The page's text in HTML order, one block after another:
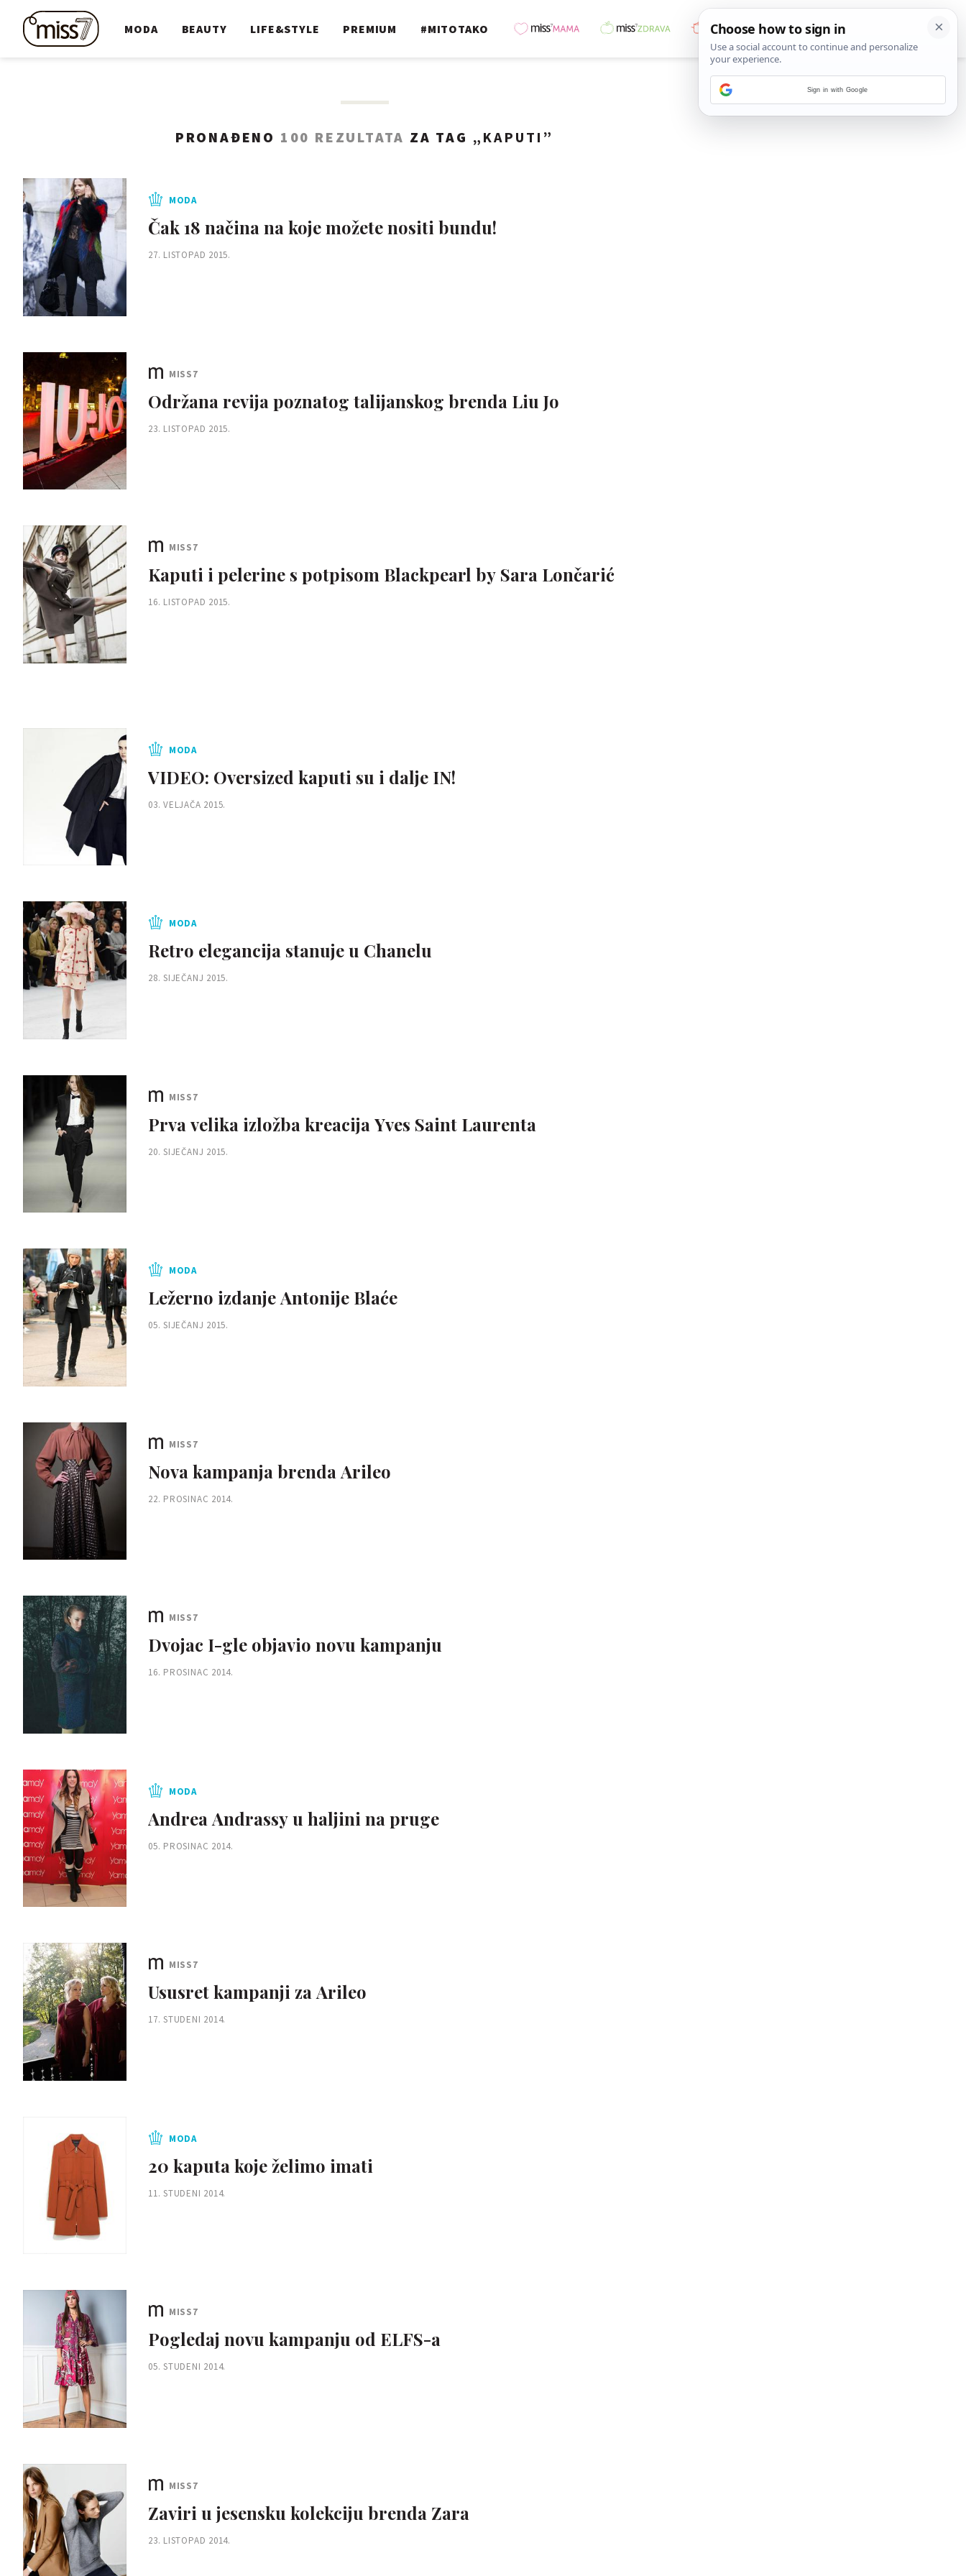
MODA BEAUTY LIFE&STYLE PREMIUM #MITOTAKO
PRONAĐENO 100 REZULTATA ZA TAG „ KAPUTI ”
MODA
Čak 18 načina na koje možete nositi bundu!
27. LISTOPAD 2015.
MISS7
Održana revija poznatog talijanskog brenda Liu Jo
23. LISTOPAD 2015.
MISS7
Kaputi i pelerine s potpisom Blackpearl by Sara Lončarić
16. LISTOPAD 2015.
MODA
VIDEO: Oversized kaputi su i dalje IN!
03. VELJAČA 2015.
MODA
Retro elegancija stanuje u Chanelu
28. SIJEČANJ 2015.
MISS7
Prva velika izložba kreacija Yves Saint Laurenta
20. SIJEČANJ 2015.
MODA
Ležerno izdanje Antonije Blaće
05. SIJEČANJ 2015.
MISS7
Nova kampanja brenda Arileo
22. PROSINAC 2014.
MISS7
Dvojac I-gle objavio novu kampanju
16. PROSINAC 2014.
MODA
Andrea Andrassy u haljini na pruge
05. PROSINAC 2014.
MISS7
Ususret kampanji za Arileo
17. STUDENI 2014.
MODA
20 kaputa koje želimo imati
11. STUDENI 2014.
MISS7
Pogledaj novu kampanju od ELFS-a
05. STUDENI 2014.
MISS7
Zaviri u jesensku kolekciju brenda Zara
23. LISTOPAD 2014.
Sign in with Google